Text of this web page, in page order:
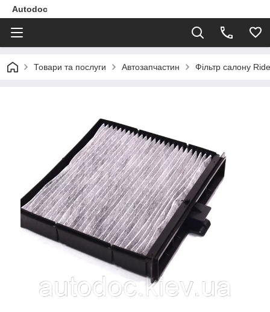
Autodoc
Товари та послуги Автозапчастин Фільтр салону